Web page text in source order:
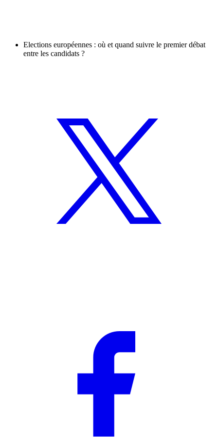
Elections européennes : où et quand suivre le premier débat
entre les candidats ?